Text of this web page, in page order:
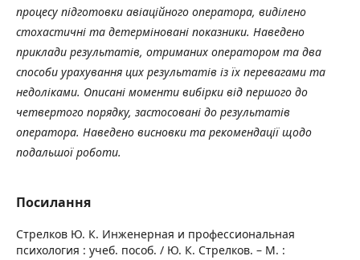
процесу підготовки авіаційного оператора, виділено
стохастичні та детерміновані показники. Наведено
приклади результатів, отриманих оператором та два
способи урахування цих результатів із їх перевагами та
недоліками. Описані моменти вибірки від першого до
четвертого порядку, застосовані до результатів
оператора. Наведено висновки та рекомендації щодо
подальшої роботи.
Посилання
Стрелков Ю. К. Инженерная и профессиональная
психология : учеб. пособ. / Ю. К. Стрелков. – М. :